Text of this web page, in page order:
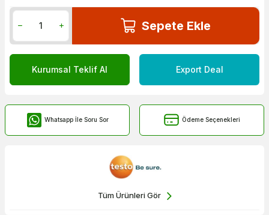
Sepete Ekle
Kurumsal Teklif Al Export Deal
Whatsapp İle Soru Sor Ödeme Seçenekleri
Tüm Ürünleri Gör